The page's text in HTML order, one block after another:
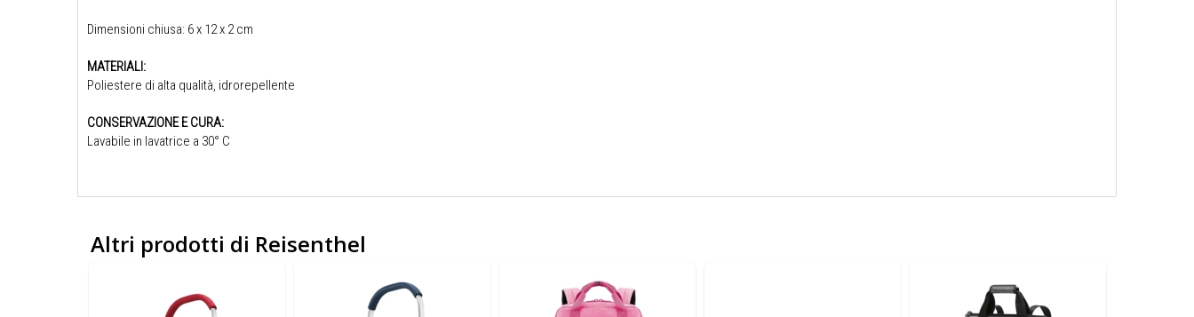
Dimensioni chiusa: 6 x 12 x 2 cm
MATERIALI:
Poliestere di alta qualità, idrorepellente
CONSERVAZIONE E CURA:
Lavabile in lavatrice a 30° C
Altri prodotti di Reisenthel